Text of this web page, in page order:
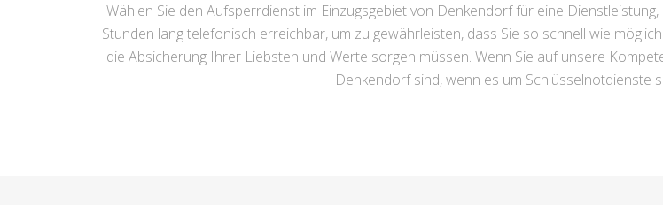
Wählen Sie den Aufsperrdienst im Einzugsgebiet von Denkendorf für eine
Stunden lang telefonisch erreichbar, um zu gewährleisten, dass Sie so schnell wie
die Absicherung Ihrer Liebsten und Werte sorgen müssen. Wenn Sie auf unsere
Denkendorf sind, wenn es um Schlüsselnotdienste